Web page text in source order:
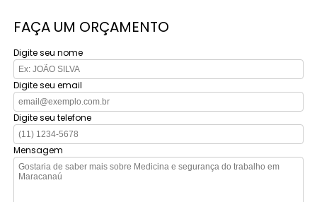
FAÇA UM ORÇAMENTO
Digite seu nome
Digite seu email
Digite seu telefone
Mensagem